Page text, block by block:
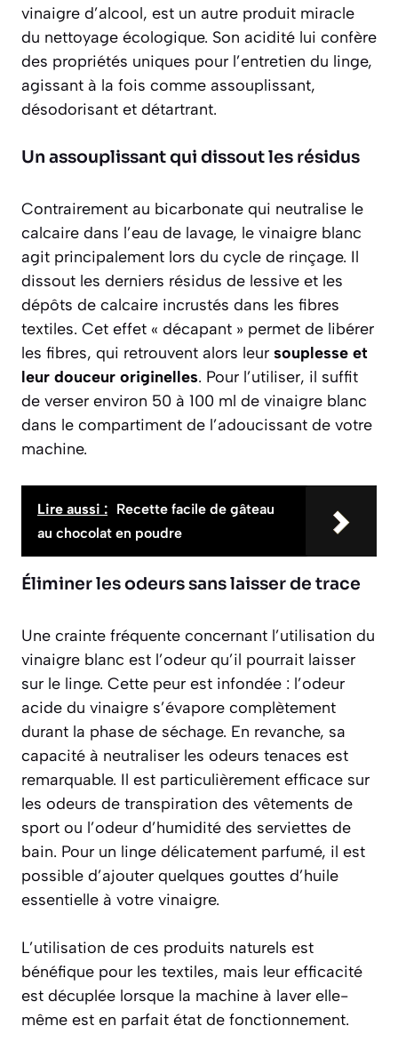
vinaigre d’alcool, est un autre produit miracle
du nettoyage écologique. Son acidité lui confère
des propriétés uniques pour l’entretien du linge,
agissant à la fois comme assouplissant,
désodorisant et détartrant.
Un assouplissant qui dissout les résidus
Contrairement au bicarbonate qui neutralise le
calcaire dans l’eau de lavage, le vinaigre blanc
agit principalement lors du cycle de rinçage. Il
dissout les derniers résidus de lessive et les
dépôts de calcaire incrustés dans les fibres
textiles. Cet effet « décapant » permet de libérer
les fibres, qui retrouvent alors leur souplesse et
leur douceur originelles. Pour l’utiliser, il suffit
de verser environ 50 à 100 ml de vinaigre blanc
dans le compartiment de l’adoucissant de votre
machine.
Lire aussi : Recette facile de gâteau
au chocolat en poudre
Éliminer les odeurs sans laisser de trace
Une crainte fréquente concernant l’utilisation du
vinaigre blanc est l’odeur qu’il pourrait laisser
sur le linge. Cette peur est infondée : l’odeur
acide du vinaigre s’évapore complètement
durant la phase de séchage. En revanche, sa
capacité à neutraliser les odeurs tenaces est
remarquable. Il est particulièrement efficace sur
les odeurs de transpiration des vêtements de
sport ou l’odeur d’humidité des serviettes de
bain. Pour un linge délicatement parfumé, il est
possible d’ajouter quelques gouttes d’huile
essentielle à votre vinaigre.
L’utilisation de ces produits naturels est
bénéfique pour les textiles, mais leur efficacité
est décuplée lorsque la machine à laver elle-
même est en parfait état de fonctionnement.